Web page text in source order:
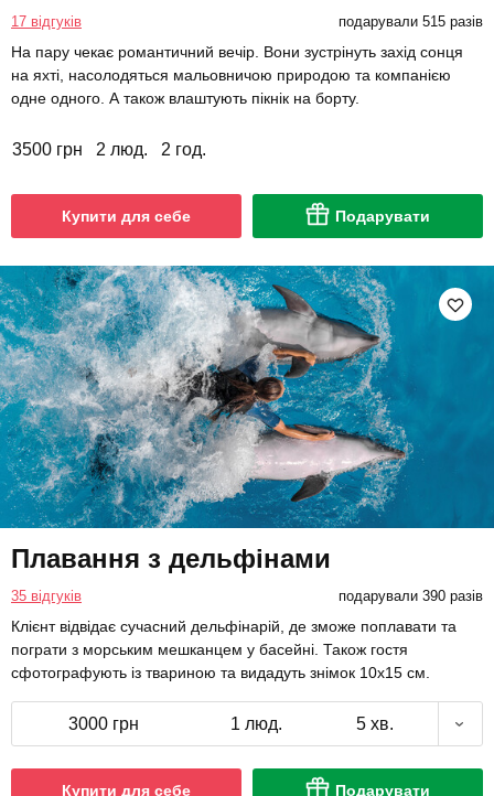
17 відгуків подарували 515 разів
На пару чекає романтичний вечір. Вони зустрінуть захід сонця
на яхті, насолодяться мальовничою природою та компанією
одне одного. А також влаштують пікнік на борту.
3500 грн 2 люд. 2 год.
Купити для себе Подарувати
Плавання з дельфінами
35 відгуків подарували 390 разів
Клієнт відвідає сучасний дельфінарій, де зможе поплавати та
пограти з морським мешканцем у басейні. Також гостя
сфотографують із твариною та видадуть знімок 10х15 см.
3000 грн 1 люд. 5 хв.
Купити для себе Подарувати